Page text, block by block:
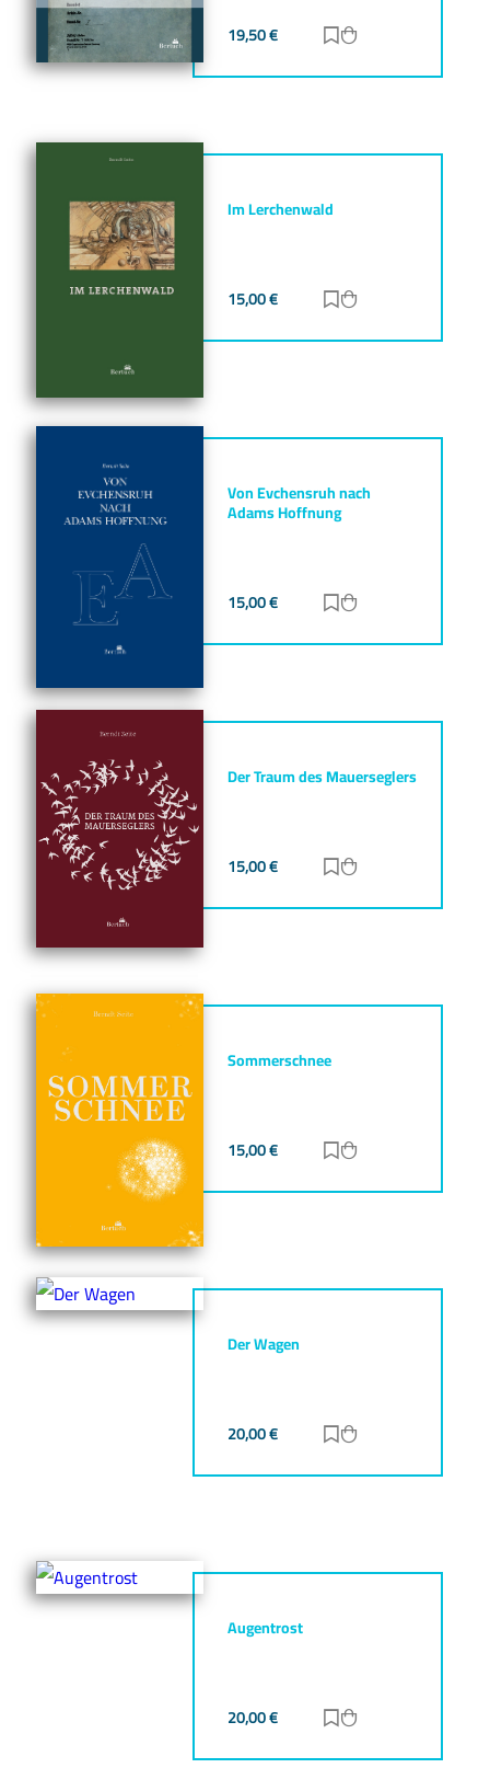
19,50€ Zur Merkliste
Im Lerchenwald
15,00€ Zur Merkliste
Von Evchensruh nach
Adams Hoffnung
15,00€ Zur Merkliste
Der Traum des Mauerseglers
15,00€ Zur Merkliste
Sommerschnee
15,00€ Zur Merkliste
Der Wagen
20,00€ Zur Merkliste
Augentrost
20,00€ Zur Merkliste